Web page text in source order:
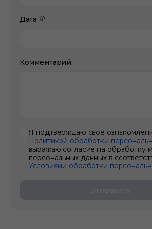
Дата
Комментарий
Я подтверждаю свое
Политикой обработки
выражаю согласие на обработку
персональных данных в
Условиями обработки